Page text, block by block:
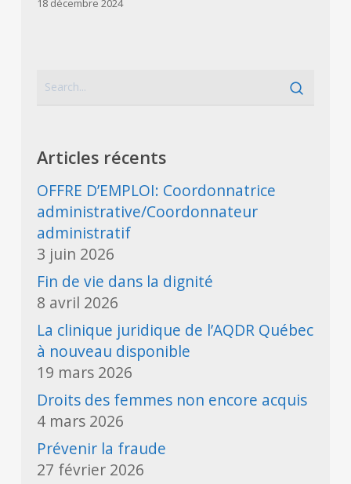
18 décembre 2024
Articles récents
OFFRE D’EMPLOI: Coordonnatrice
administrative/Coordonnateur
administratif
3 juin 2026
Fin de vie dans la dignité
8 avril 2026
La clinique juridique de l’AQDR Québec
à nouveau disponible
19 mars 2026
Droits des femmes non encore acquis
4 mars 2026
Prévenir la fraude
27 février 2026